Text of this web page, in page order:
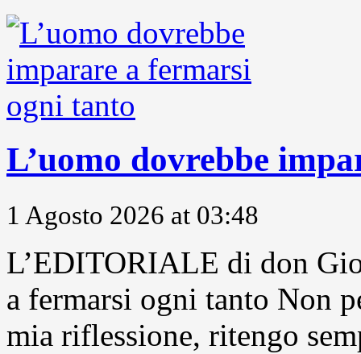
L’uomo dovrebbe
1 Agosto 2026 at 03:48
L’EDITORIALE di don
a fermarsi ogni tanto Non
mia riflessione, ritengo